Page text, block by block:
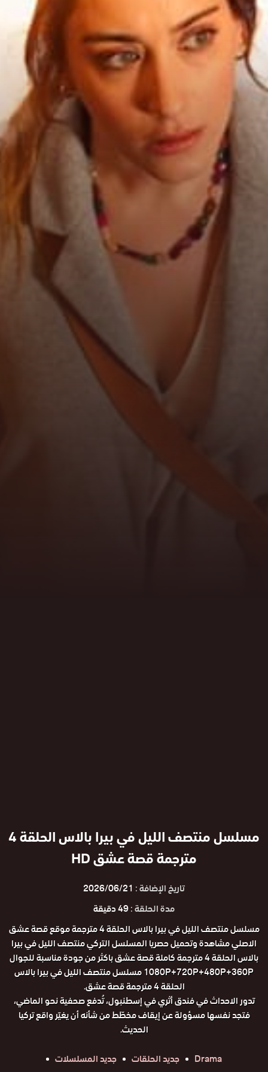
مسلسل ‎منتصف الليل في بيرا بالاس الحلقة 4
مترجمة قصة عشق HD
تاريخ الإضافة : 2026/06/21
مدة الحلقة :49 دقيقة
مسلسل ‎منتصف الليل في بيرا بالاس الحلقة 4 مترجمة موقع قصة عشق
الاصلي مشاهدة وتحميل حصريا المسلسل التركي ‎منتصف الليل في بيرا
بالاس الحلقة 4 مترجمة كاملة قصة عشق باكثر من جودة مناسبة للجوال
1080P+720P+480P+360P مسلسل ‎منتصف الليل في بيرا بالاس
الحلقة 4 مترجمة قصة عشق.
تدور الاحداث في فندق أثري في إسطنبول، تُدفع صحفية نحو الماضي،
فتجد نفسها مسؤولة عن إيقاف مخطّط من شأنه أن يغيّر واقع تركيا
الحديث.
Drama
جديد الحلقات
جديد المسلسلات